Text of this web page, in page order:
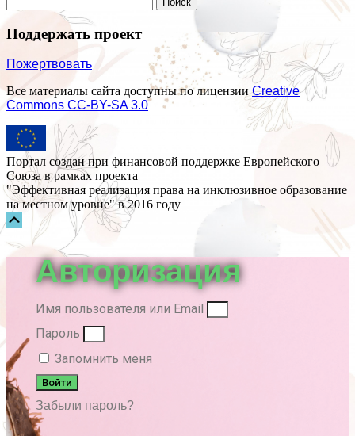
Поддержать проект
Пожертвовать
Все материалы сайта доступны по лицензииCreative
Commons СС-BY-SA 3.0
Портал создан при финансовой поддержке Европейского
Союза в рамках проекта
"Эффективная реализация права на инклюзивное образование
на местном уровне" в 2016 году
Прокрутка
вверх
Авторизация
Имя пользователя или Email
Пароль
Запомнить меня
Войти
Забыли пароль?